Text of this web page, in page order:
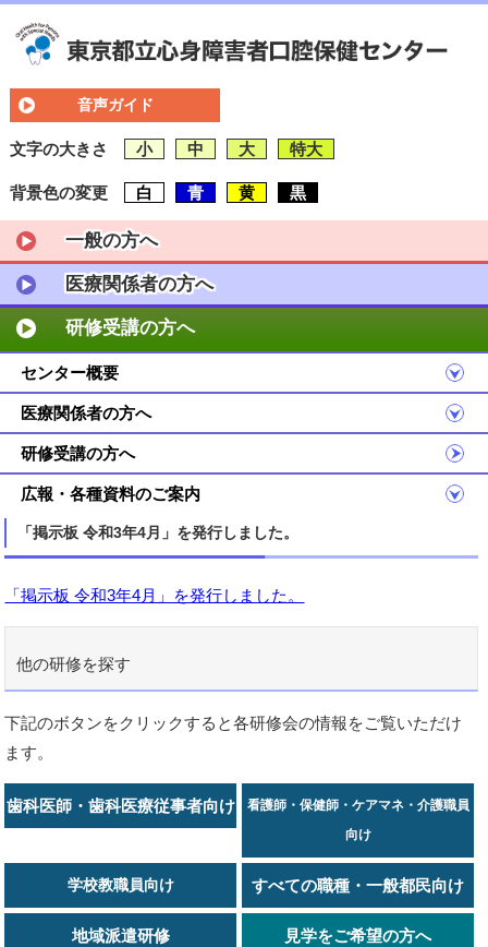
音声ガイド
文字の大きさ 小 中 大 特大
背景色の変更 白 青 黄 黒
一般の方へ
医療関係者の方へ
研修受講の方へ
センター概要
医療関係者の方へ
研修受講の方へ
広報・各種資料のご案内
「掲示板 令和3年4月」を発行しました。
「掲示板 令和3年4月」を発行しました。
他の研修を探す
下記のボタンをクリックすると各研修会の情報をご覧いただけ
ます。
歯科医師・歯科医療従事者向け
看護師・保健師・ケアマネ・介護職員
向け
学校教職員向け すべての職種・一般都民向け
地域派遣研修 見学をご希望の方へ